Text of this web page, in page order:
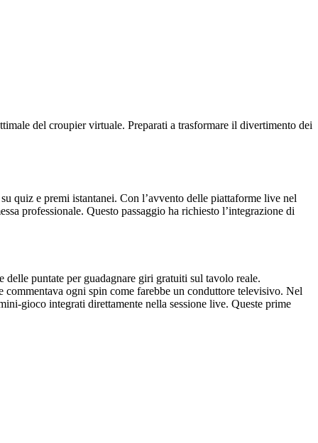
del croupier virtuale. Preparati a trasformare il divertimento dei
quiz e premi istantanei. Con l’avvento delle piattaforme live nel
professionale. Questo passaggio ha richiesto l’integrazione di
puntate per guadagnare giri gratuiti sul tavolo reale.
ogni spin come farebbe un conduttore televisivo. Nel
integrati direttamente nella sessione live. Queste prime